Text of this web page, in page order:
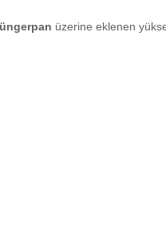
üzerine eklenen